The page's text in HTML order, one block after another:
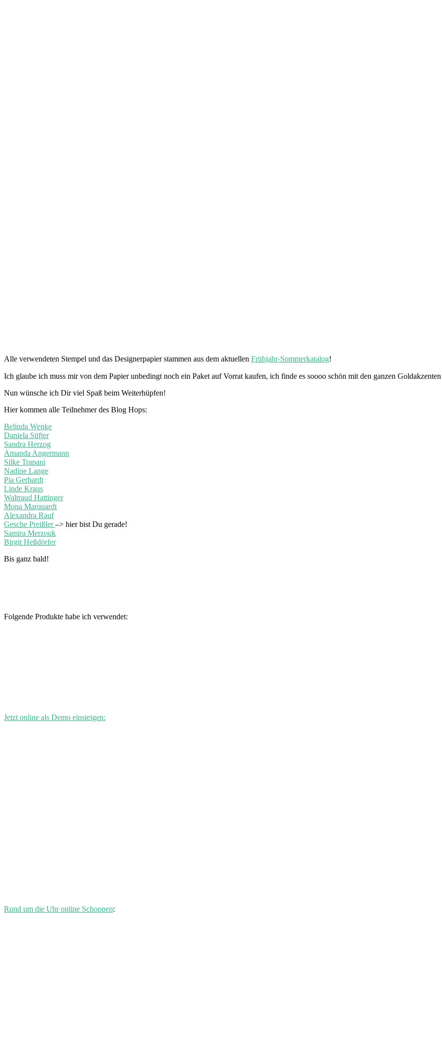
Alle verwendeten Stempel und das Designerpapier stammen aus dem aktuellen Frühjahr-Sommerkatalog!
Ich glaube ich muss mir von dem Papier unbedingt noch ein Paket auf Vorrat kaufen, ich finde es soooo schön mit den ganzen
Nun wünsche ich Dir viel Spaß beim Weiterhüpfen!
Hier kommen alle Teilnehmer des Blog Hops:
Belinda Wenke
Daniela Stifter
Sandra Herzog
Amanda Angermann
Silke Trapani
Nadine Lange
Pia Gerhardt
Linde Kraus
Waltraud Hattinger
Mona Marquardt
Alexandra Rauf
Gesche Preißler–> hier bist Du gerade!
Samira Merzouk
Birgit Heßdörfer
Bis ganz bald!
Folgende Produkte habe ich verwendet:
Jetzt online als Demo einsteigen:
Rund um die Uhr online Schoppen: